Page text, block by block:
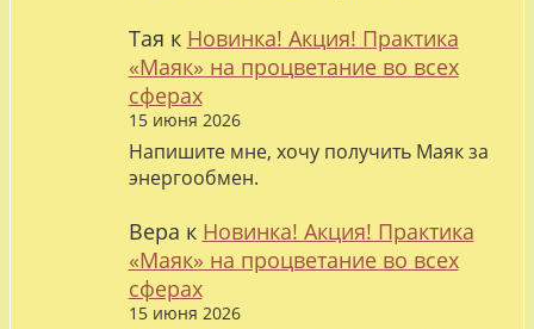
Тая к Новинка! Акция! Практика
«Маяк» на процветание во всех
сферах
15 июня 2026
Напишите мне, хочу получить Маяк за
энергообмен.
Вера к Новинка! Акция! Практика
«Маяк» на процветание во всех
сферах
15 июня 2026